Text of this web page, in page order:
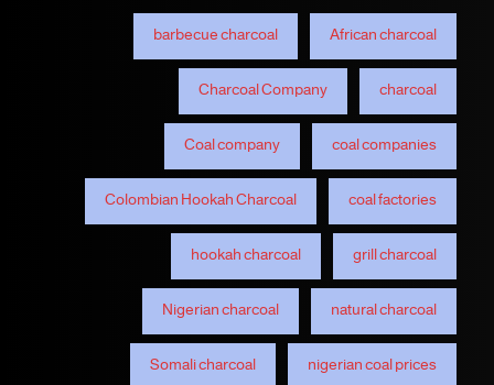
African charcoal
barbecue charcoal
charcoal
Charcoal Company
coal companies
Coal company
coal factories
Colombian Hookah Charcoal
grill charcoal
hookah charcoal
natural charcoal
Nigerian charcoal
nigerian coal prices
Somali charcoal